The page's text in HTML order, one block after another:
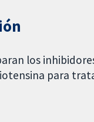
los
para